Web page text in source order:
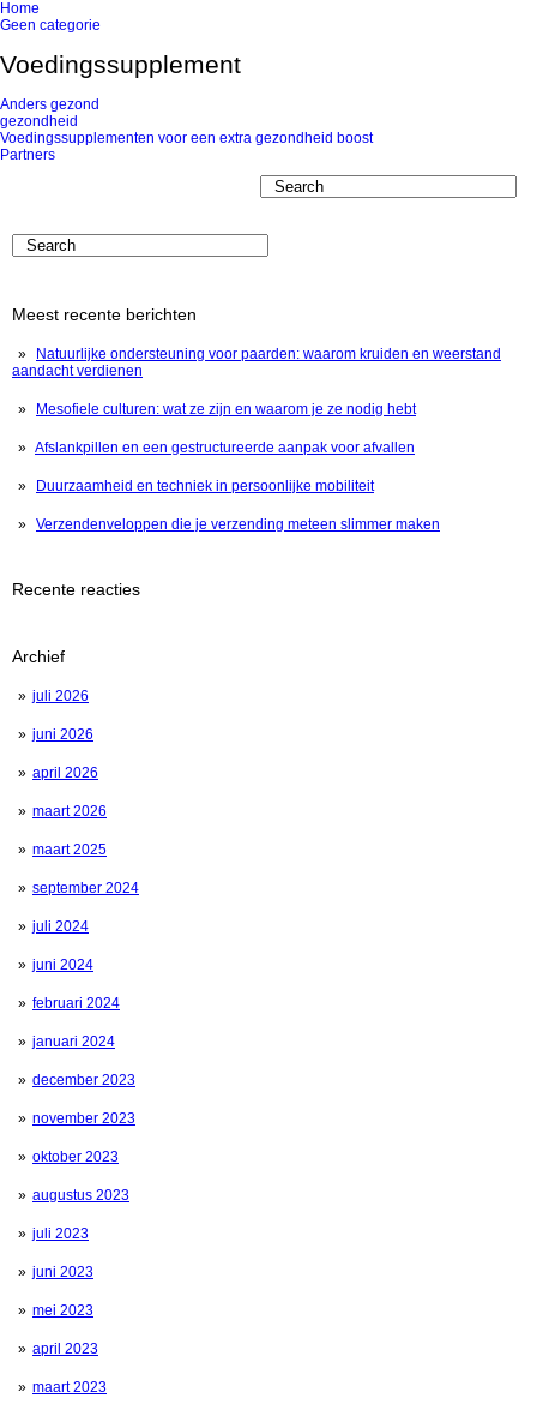
Home
Geen categorie
Voedingssupplement
Anders gezond
gezondheid
Voedingssupplementen voor een extra gezondheid boost
Partners
Meest recente berichten
Natuurlijke ondersteuning voor paarden: waarom kruiden en weerstand
aandacht verdienen
Mesofiele culturen: wat ze zijn en waarom je ze nodig hebt
Afslankpillen en een gestructureerde aanpak voor afvallen
Duurzaamheid en techniek in persoonlijke mobiliteit
Verzendenveloppen die je verzending meteen slimmer maken
Recente reacties
Archief
juli 2026
juni 2026
april 2026
maart 2026
maart 2025
september 2024
juli 2024
juni 2024
februari 2024
januari 2024
december 2023
november 2023
oktober 2023
augustus 2023
juli 2023
juni 2023
mei 2023
april 2023
maart 2023